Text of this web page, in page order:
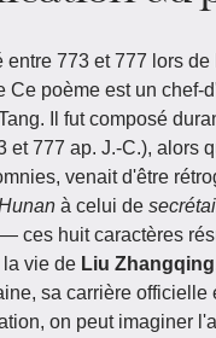
entre 773 et 777 lors
Ce poème est un
Il fut composé
et 777 ap. J.-C.), alors
venait d'être
à celui de
— ces huit caractères
vie de Liu Zhangqing
sa carrière
on peut imaginer